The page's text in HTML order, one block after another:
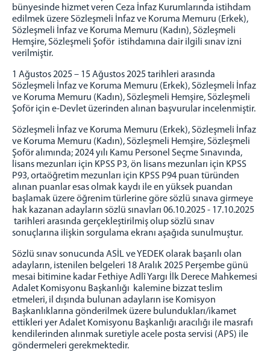
MÜLHAKATLAR
ORTACA ADLİYESİ
Cumhuriyet Başsavcısı
Adres / İletişim
SEYDİKEMER ADLİYESİ
Cumhuriyet Başsavcısı
Cumhuriyet Savcıları
İcra Dairesi
Denetimli Serbestlik Müdürlüğü
Görevlerimiz
Temel Amaç ve İlkelerimiz
Koruma Kurulu
İlçe Seçim Kurulları
Ceza İnfaz Kurumları
Seydikemer-Eşen T Tip Kapalı Ceza İnfaz Kurumu
Seydikemer-Eşen Açık Ceza İnfaz Kurumu
Dalaman Açık Ceza İnfaz Kurumu
Adres ve İletişim
bünyesinde hizmet veren Ceza İnfaz Kurumlarında istihdam
edilmek üzere Sözleşmeli İnfaz ve Koruma Memuru (Erkek),
Sözleşmeli İnfaz ve Koruma Memuru (Kadın), Sözleşmeli
Hemşire, Sözleşmeli Şoför istihdamına dair ilgili sınav izni
verilmiştir.
1 Ağustos 2025 – 15 Ağustos 2025 tarihleri arasında
Sözleşmeli İnfaz ve Koruma Memuru (Erkek), Sözleşmeli İnfaz
ve Koruma Memuru (Kadın), Sözleşmeli Hemşire, Sözleşmeli
Şoför için e-Devlet üzerinden alınan başvurular incelenmiştir.
Sözleşmeli İnfaz ve Koruma Memuru (Erkek), Sözleşmeli İnfaz
ve Koruma Memuru (Kadın), Sözleşmeli Hemşire, Sözleşmeli
Şoför alımında; 2024 yılı Kamu Personel Seçme Sınavında,
lisans mezunları için KPSS P3, ön lisans mezunları için KPSS
P93, ortaöğretim mezunları için KPSS P94 puan türünden
alınan puanlar esas olmak kaydı ile en yüksek puandan
başlamak üzere öğrenim türlerine göre sözlü sınava girmeye
hak kazanan adayların sözlü sınavları 06.10.2025 - 17.10.2025
tarihleri arasında gerçekleştirilmiş olup sözlü sınav
sonuçlarına ilişkin sorgulama ekranı aşağıda sunulmuştur.
Sözlü sınav sonucunda ASİL ve YEDEK olarak başarılı olan
adayların, istenilen belgeleri 18 Aralık 2025 Perşembe günü
mesai bitimine kadar Fethiye Adlî Yargı İlk Derece Mahkemesi
Adalet Komisyonu Başkanlığı kalemine bizzat teslim
etmeleri, il dışında bulunan adayların ise Komisyon
Başkanlıklarına gönderilmek üzere bulundukları/ikamet
ettikleri yer Adalet Komisyonu Başkanlığı aracılığı ile masrafı
kendilerinden alınmak suretiyle acele posta servisi (APS) ile
göndermeleri gerekmektedir.